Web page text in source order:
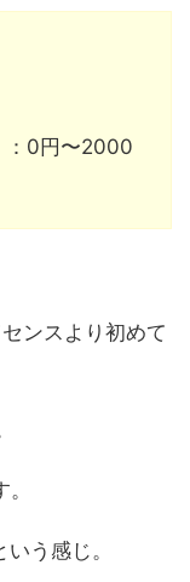
：0円〜2000
ンスより初めて
う感じ。